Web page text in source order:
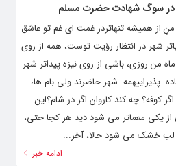
در سوگ شهادت حضرت مسلم
از همیشه تنهاتردر غمت ای غم تو عاشق
شهر در انتظار رؤیت توست، همه از روی
من روزی، باشی از روی نیزه پیداتر شهر
پذیراییهمه شهر حاضرند ولی بام ها،
کوفه؟ چه کند کاروان اگر در شام؟این
یکی معماتر می شود دید هر کجا حتی،
لب خشک می شود حالا، آخر...
ادامه خبر